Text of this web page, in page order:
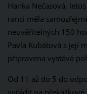
Hanka Nečasová,
ranci měla
neuvěřitelných 150
Pavla Kubátová s její
připravena vystává
Od 11 až do 5 do